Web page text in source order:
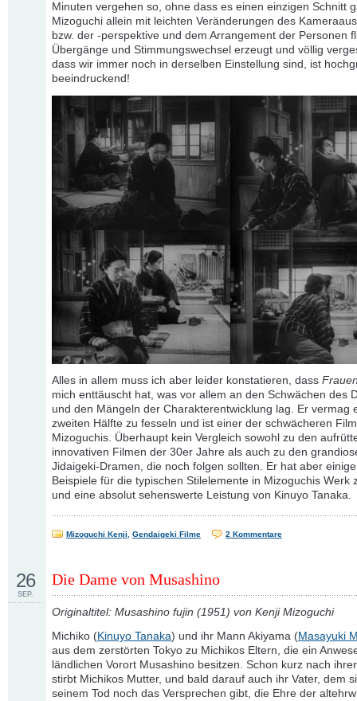
Minuten vergehen so, ohne dass es einen einzigen Schnitt
Mizoguchi allein mit leichten Veränderungen des
bzw. der -perspektive und dem Arrangement der Personen
Übergänge und Stimmungswechsel erzeugt und völlig
dass wir immer noch in derselben Einstellung sind, ist
beeindruckend!
Alles in allem muss ich aber leider konstatieren, dass
mich enttäuscht hat, was vor allem an den Schwächen des
und den Mängeln der Charakterentwicklung lag. Er vermag
zweiten Hälfte zu fesseln und ist einer der schwächeren
Mizoguchis. Überhaupt kein Vergleich sowohl zu den
innovativen Filmen der 30er Jahre als auch zu den
Jidaigeki-Dramen, die noch folgen sollten. Er hat aber
Beispiele für die typischen Stilelemente in Mizoguchis Werk
und eine absolut sehenswerte Leistung von Kinuyo Tanaka.
Mizoguchi Kenji Gendaigeki Filme 2 Kommentare
Die Dame von Musashino
26
SEP.
Originaltitel: Musashino fujin (1951) von Kenji Mizoguchi
Michiko (Kinuyo Tanaka) und ihr Mann Akiyama (Masayuki
aus dem zerstörten Tokyo zu Michikos Eltern, die ein
ländlichen Vorort Musashino besitzen. Schon kurz nach
stirbt Michikos Mutter, und bald darauf auch ihr Vater, dem
seinem Tod noch das Versprechen gibt, die Ehre der